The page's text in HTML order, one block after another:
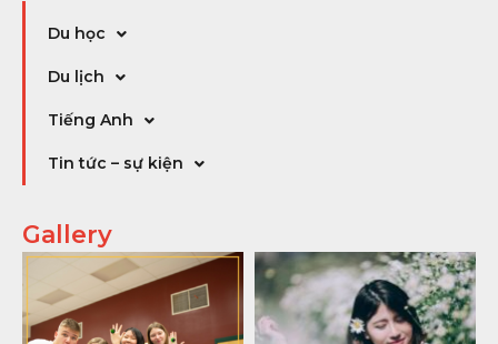
Du học
Du lịch
Tiếng Anh
Tin tức – sự kiện
Gallery